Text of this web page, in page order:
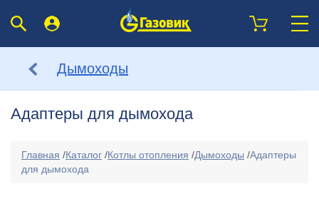
Дымоходы
Адаптеры для дымохода
Главная /Каталог /Котлы отопления /Дымоходы /Адаптеры
для дымохода